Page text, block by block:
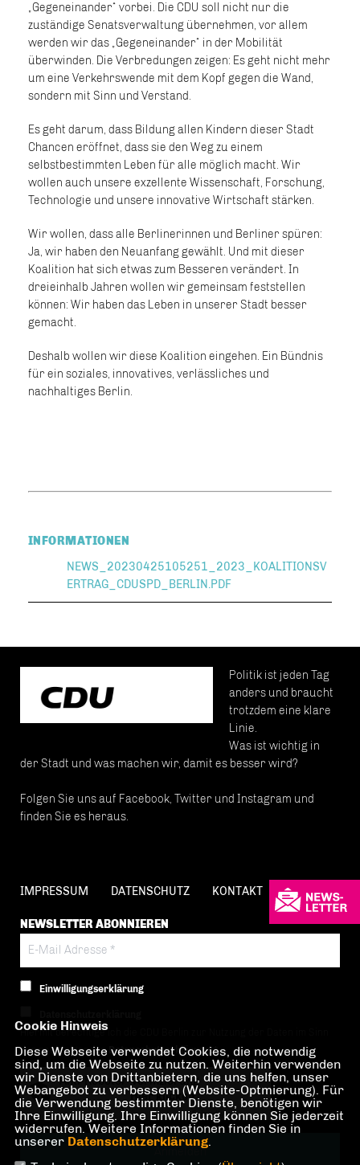
Gegeneinander“ vorbei. Die CDU soll nicht nur die
zuständige Senatsverwaltung übernehmen, vor allem
werden wir das „Gegeneinander“ in der Mobilität
überwinden. Die Verbredungen zeigen: Es geht nicht mehr
um eine Verkehrswende mit dem Kopf gegen die Wand,
sondern mit Sinn und Verstand.
Es geht darum, dass Bildung allen Kindern dieser Stadt
Chancen eröffnet, dass sie den Weg zu einem
selbstbestimmten Leben für alle möglich macht. Wir
wollen auch unsere exzellente Wissenschaft, Forschung,
Technologie und unsere innovative Wirtschaft stärken.
Wir wollen, dass alle Berlinerinnen und Berliner spüren:
Ja, wir haben den Neuanfang gewählt. Und mit dieser
Koalition hat sich etwas zum Besseren verändert. In
dreieinhalb Jahren wollen wir gemeinsam feststellen
können: Wir haben das Leben in unserer Stadt besser
gemacht.
Deshalb wollen wir diese Koalition eingehen. Ein Bündnis
für ein soziales, innovatives, verlässliches und
nachhaltiges Berlin.
INFORMATIONEN
NEWS_20230425105251_2023_KOALITIONSV
ERTRAG_CDUSPD_BERLIN.PDF
Politik ist jeden Tag
anders und braucht
trotzdem eine klare
Linie.
Was ist wichtig in
der Stadt und was machen wir, damit es besser wird?
Folgen Sie uns auf Facebook, Twitter und Instagram und
finden Sie es heraus.
IMPRESSUM DATENSCHUTZ KONTAKT
NEWSLETTER ABONNIEREN
Einwilligungserklärung
Hiermit berechtige ich die CDU Berlin zur Nutzung der Daten im Sinn
der nachfolgenden Datenschutzerklärung.*
Anti-Roboter-Verifizierung
Hier klicken
Friendly Captcha ⇗
Cookie Hinweis
Diese Webseite verwendet Cookies, die notwendig
sind, um die Webseite zu nutzen. Weiterhin verwenden
wir Dienste von Drittanbietern, die uns helfen, unser
Webangebot zu verbessern (Website-Optmierung). Für
die Verwendung bestimmter Dienste, benötigen wir
Ihre Einwilligung. Ihre Einwilligung können Sie jederzeit
widerrufen. Weitere Informationen finden Sie in
unserer Datenschutzerklärung.